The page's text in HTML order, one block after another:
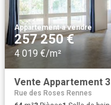
Appartement·à vendre
257 250 €
4 019 €/m²
Vente Appartement
Rue des Roses Rennes